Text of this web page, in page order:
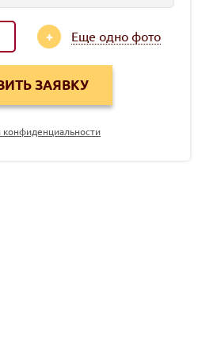
Еще одно фото
конфиденциальности